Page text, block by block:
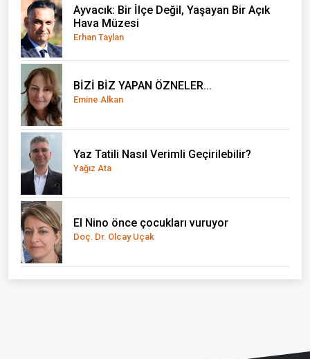
Ayvacık: Bir İlçe Değil, Yaşayan Bir Açık
Hava Müzesi
Erhan Taylan
BİZİ BİZ YAPAN ÖZNELER...
Emine Alkan
Yaz Tatili Nasıl Verimli Geçirilebilir?
Yağız Ata
El Nino önce çocukları vuruyor
Doç. Dr. Olcay Uçak